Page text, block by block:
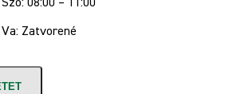
Szo: 08:00 – 11:00
Va: Zatvorené